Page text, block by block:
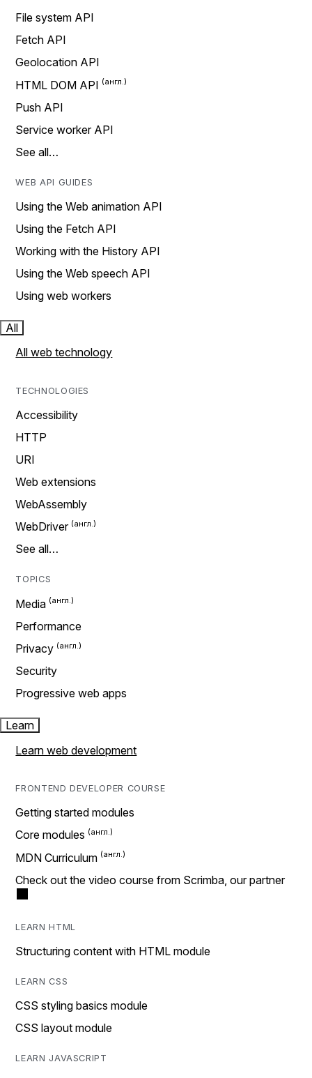
File system API
Fetch API
Geolocation API
HTML DOM API
Push API
Service worker API
See all…
WEB API GUIDES
Using the Web animation API
Using the Fetch API
Working with the History API
Using the Web speech API
Using web workers
All
All web technology
TECHNOLOGIES
Accessibility
HTTP
URI
Web extensions
WebAssembly
WebDriver
See all…
TOPICS
Media
Performance
Privacy
Security
Progressive web apps
Learn
Learn web development
FRONTEND DEVELOPER COURSE
Getting started modules
Core modules
MDN Curriculum
Check out the video course from Scrimba, our partner
LEARN HTML
Structuring content with HTML module
LEARN CSS
CSS styling basics module
CSS layout module
LEARN JAVASCRIPT